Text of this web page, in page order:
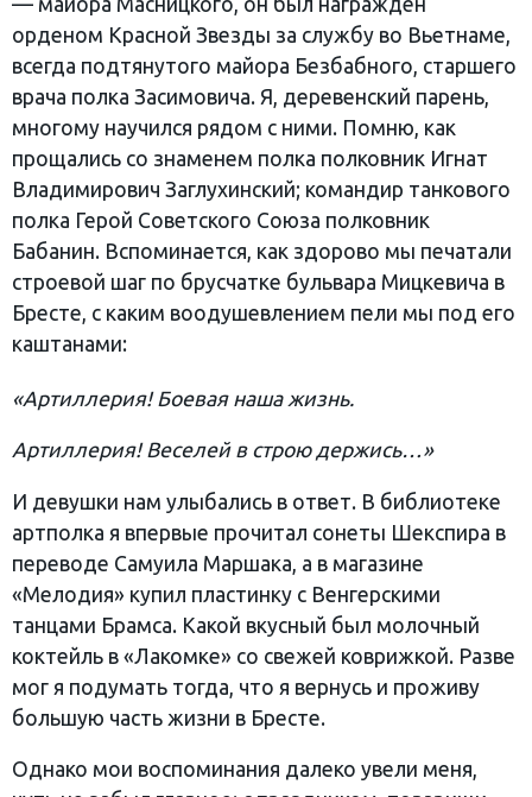
орденом Красной Звезды за службу во Вьетнаме,
всегда подтянутого майора Безбабного, старшего
врача полка Засимовича. Я, деревенский парень,
многому научился рядом с ними. Помню, как
прощались со знаменем полка полковник Игнат
Владимирович Заглухинский; командир танкового
полка Герой Советского Союза полковник
Бабанин. Вспоминается, как здорово мы печатали
строевой шаг по брусчатке бульвара Мицкевича в
Бресте, с каким воодушевлением пели мы под его
каштанами:
«Артиллерия! Боевая наша жизнь.
Артиллерия! Веселей в строю держись…»
И девушки нам улыбались в ответ. В библиотеке
артполка я впервые прочитал сонеты Шекспира в
переводе Самуила Маршака, а в магазине
«Мелодия» купил пластинку с Венгерскими
танцами Брамса. Какой вкусный был молочный
коктейль в «Лакомке» со свежей коврижкой. Разве
мог я подумать тогда, что я вернусь и проживу
большую часть жизни в Бресте.
Однако мои воспоминания далеко увели меня,